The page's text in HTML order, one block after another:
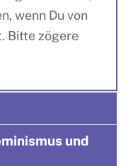
wenn Du von
Bitte zögere
und